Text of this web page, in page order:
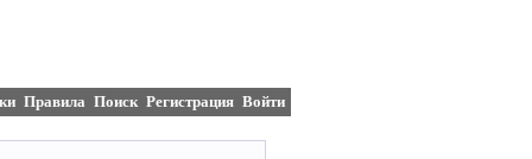
Правила Поиск Регистрация Войти